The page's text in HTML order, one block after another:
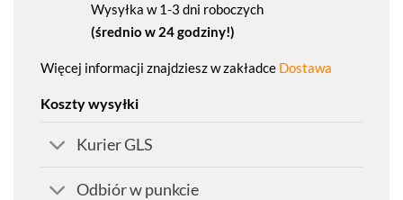
Wysyłka w 1-3 dni roboczych
(średnio w 24 godziny!)
Więcej informacji znajdziesz w zakładce Dostawa
Koszty wysyłki
Kurier GLS
Odbiór w punkcie